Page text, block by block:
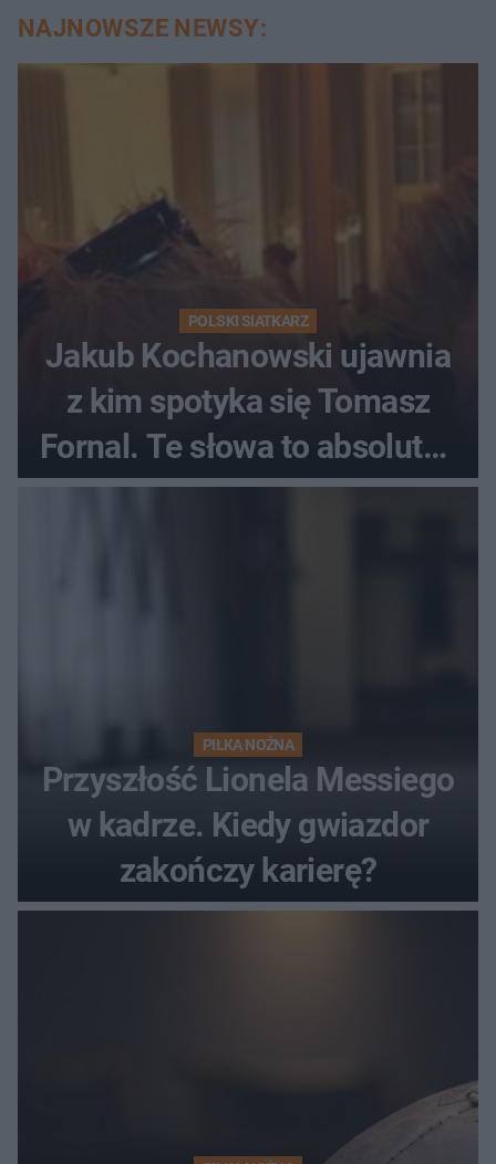
NAJNOWSZE NEWSY:
POLSKI SIATKARZ
Jakub Kochanowski ujawnia
z kim spotyka się Tomasz
Fornal. Te słowa to absolutny
hit
PIŁKA NOŻNA
Przyszłość Lionela Messiego
w kadrze. Kiedy gwiazdor
zakończy karierę?